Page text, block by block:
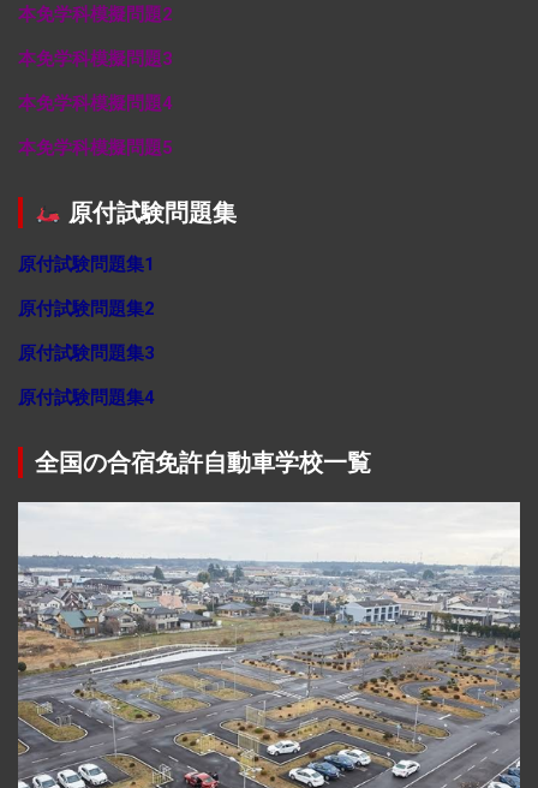
本免学科模擬問題2
本免学科模擬問題3
本免学科模擬問題4
本免学科模擬問題5
原付試験問題集
原付試験問題集1
原付試験問題集2
原付試験問題集3
原付試験問題集4
全国の合宿免許自動車学校一覧